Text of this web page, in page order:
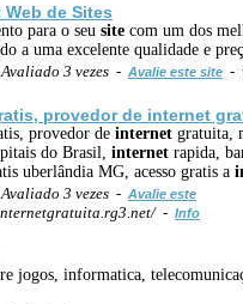
Web de Sites
para o seu site com um dos
a uma excelente qualidade e
Avaliado 3 vezes - Avalie este site -
provedor de internet
provedor de internet gratuita,
do Brasil, internet rapida,
uberlândia MG, acesso gratis a
Avaliado 3 vezes - Avalie este
- Info
jogos, informatica,